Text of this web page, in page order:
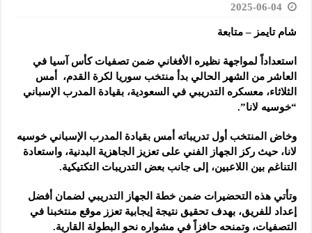
2025-06-04
شام تايمز – متابعة
استعداداً لمواجهة نظيره الأفغاني ضمن تصفيات كأس آسيا في
العاشر من الشهر الحالي بدأ منتخب سوريا لكرة القدم، أمس
الثلاثاء، معسكره التدريبي في السعودية، بقيادة المدرب الإسباني
“خوسيه لانا”.
وخاض المنتخب أول تدريباته أمس بقيادة المدرب الإسباني خوسيه
لانا، حيث ركز الجهاز الفني على تعزيز الجاهزية البدنية، واستعادة
التناغم بين اللاعبين، إلى جانب بعض التدريبات التكتيكية.
وتأتي هذه التحضيرات ضمن خطة الجهاز التدريبي لضمان أفضل
إعداد للفريق، بهدف تحقيق نتيجة إيجابية تعزز موقع منتخبنا في
التصفيات، وتمنحه حافزاً في مشواره نحو البطولة القارية.